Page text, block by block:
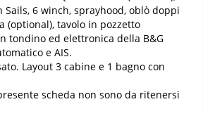
6 winch, sprayhood, oblò doppi
(optional), tavolo in pozzetto
tondino ed elettronica della B&G
e AIS.
Layout 3 cabine e 1 bagno con
scheda non sono da ritenersi